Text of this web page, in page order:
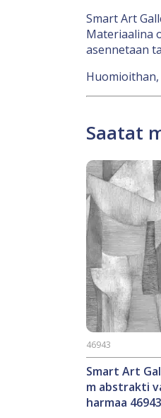
Smart Art
Materiaalina
asennetaan
Saatat
Smart Art
m abstrakti
harmaa 46943
46943